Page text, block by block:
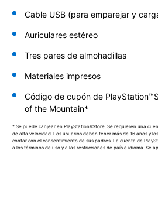
Cable USB (para emparejar y
Auriculares estéreo
Tres pares de almohadillas
Materiales impresos
Código de cupón de
of the Mountain*
* Se puede canjear en PlayStation®Store. Se requieren una
de alta velocidad. Los usuarios deben tener más de 16 años y
contar con el consentimiento de sus padres. La cuenta de
a los términos de uso y a las restricciones de país e idioma. Se